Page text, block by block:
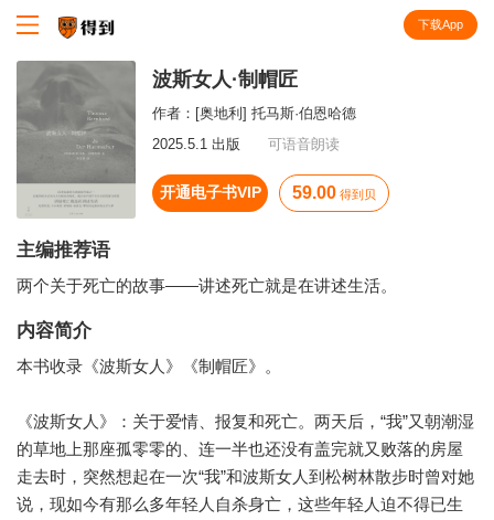
下载App
波斯女人·制帽匠
作者： [奥地利] 托马斯·伯恩哈德
2025.5.1 出版
可语音朗读
开通电子书VIP 59.00 得到贝
主编推荐语
两个关于死亡的故事——讲述死亡就是在讲述生活。
内容简介
本书收录《波斯女人》《制帽匠》。
《波斯女人》：关于爱情、报复和死亡。两天后，“我”又朝潮湿
的草地上那座孤零零的、连一半也还没有盖完就又败落的房屋
走去时，突然想起在一次“我”和波斯女人到松树林散步时曾对她
说，现如今有那么多年轻人自杀身亡，这些年轻人迫不得已生